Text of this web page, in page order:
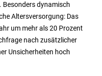
dynamisch
Altersversorgung: Das
um mehr als 20 Prozent
nach zusätzlicher
Unsicherheiten hoch